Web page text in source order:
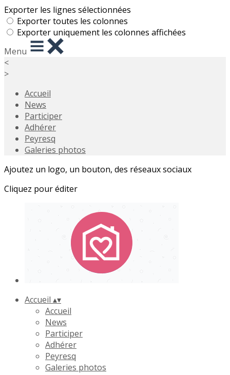
Exporter les lignes sélectionnées
Exporter toutes les colonnes
Exporter uniquement les colonnes affichées
Menu
<
>
Accueil
News
Participer
Adhérer
Peyresq
Galeries photos
Ajoutez un logo, un bouton, des réseaux sociaux
Cliquez pour éditer
Accueil ▴▾
Accueil
News
Participer
Adhérer
Peyresq
Galeries photos